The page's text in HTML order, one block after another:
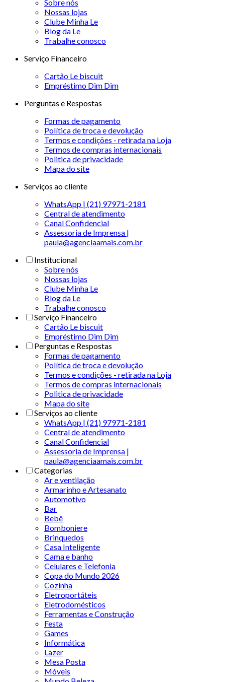
Sobre nós
Nossas lojas
Clube Minha Le
Blog da Le
Trabalhe conosco
Serviço Financeiro
Cartão Le biscuit
Empréstimo Dim Dim
Perguntas e Respostas
Formas de pagamento
Política de troca e devolução
Termos e condições - retirada na Loja
Termos de compras internacionais
Politica de privacidade
Mapa do site
Serviços ao cliente
WhatsApp | (21) 97971-2181
Central de atendimento
Canal Confidencial
Assessoria de Imprensa |
paula@agenciaamais.com.br
Institucional
Sobre nós
Nossas lojas
Clube Minha Le
Blog da Le
Trabalhe conosco
Serviço Financeiro
Cartão Le biscuit
Empréstimo Dim Dim
Perguntas e Respostas
Formas de pagamento
Política de troca e devolução
Termos e condições - retirada na Loja
Termos de compras internacionais
Politica de privacidade
Mapa do site
Serviços ao cliente
WhatsApp | (21) 97971-2181
Central de atendimento
Canal Confidencial
Assessoria de Imprensa |
paula@agenciaamais.com.br
Categorias
Ar e ventilação
Armarinho e Artesanato
Automotivo
Bar
Bebê
Bomboniere
Brinquedos
Casa Inteligente
Cama e banho
Celulares e Telefonia
Copa do Mundo 2026
Cozinha
Eletroportáteis
Eletrodomésticos
Ferramentas e Construção
Festa
Games
Informática
Lazer
Mesa Posta
Móveis